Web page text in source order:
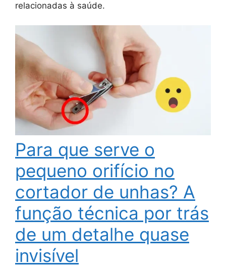
relacionadas à saúde.
Para que serve o
pequeno orifício no
cortador de unhas? A
função técnica por trás
de um detalhe quase
invisível